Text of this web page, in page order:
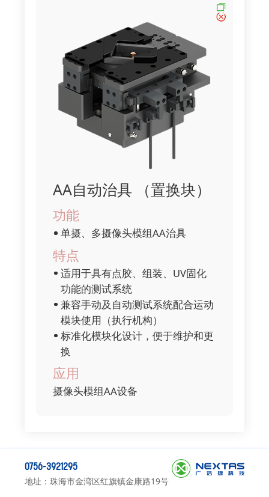
AA自动治具 （置换块）
功能
单摄、多摄像头模组AA治具
特点
适用于具有点胶、组装、UV固化
功能的测试系统
兼容手动及自动测试系统配合运动
模块使用（执行机构）
标准化模块化设计，便于维护和更
换
应用
摄像头模组AA设备
0756-3921295
地址：珠海市金湾区红旗镇金康路19号